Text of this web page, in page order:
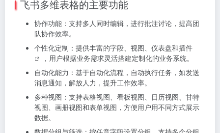
飞书多维表格的主要功能
协作功能：支持多人同时编辑，进行批注讨论，提高团
队协作效率。
个性化定制：提供丰富的字段、视图、仪表盘和插件
，用户根据业务需求灵活搭建定制化的业务系统。
自动化能力：基于自动化流程，自动执行任务，如发送
消息通知，解放人力，提升工作效率。
多种视图：支持表格视图、看板视图、日历视图、甘特
视图、画册视图和表单视图，方便用户用不同方式展示
数据。